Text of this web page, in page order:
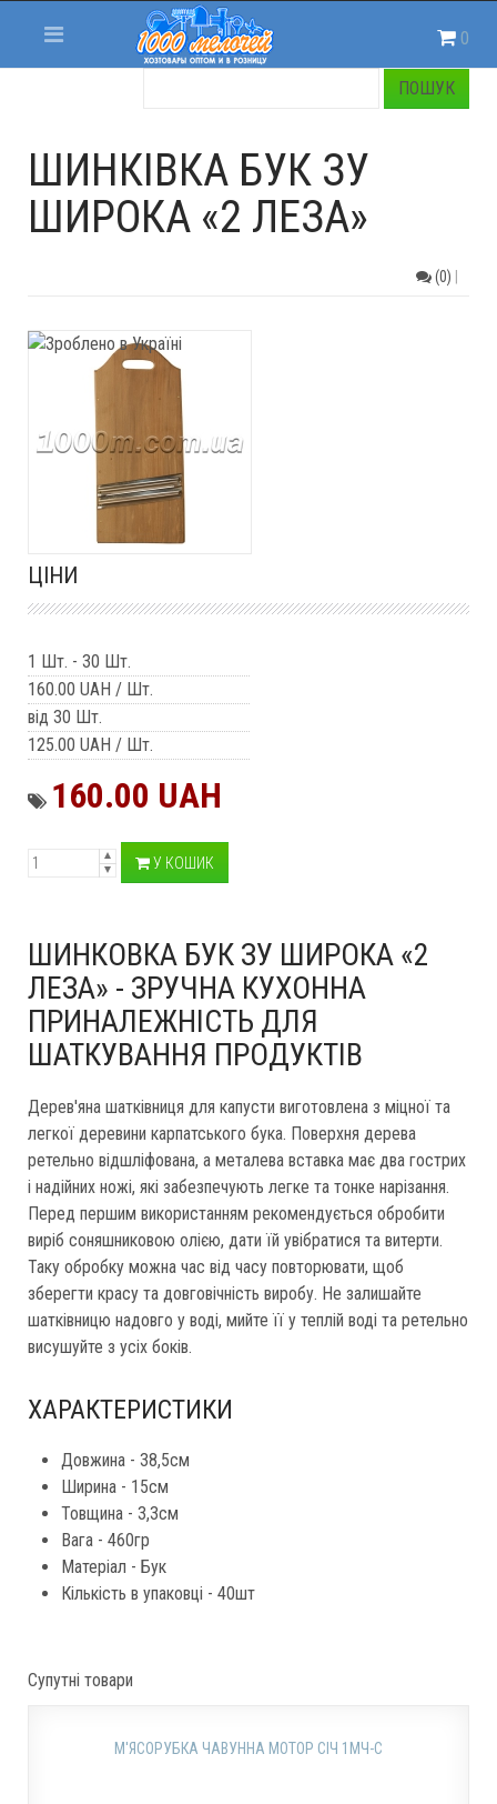
0
ШИНКІВКА БУК ЗУ
ШИРОКА «2 ЛЕЗА»
(0)
ЦІНИ
1 Шт. - 30 Шт.
160.00 UAH / Шт.
від 30 Шт.
125.00 UAH / Шт.
160.00 UAH
У КОШИК
ШИНКОВКА БУК ЗУ ШИРОКА «2
ЛЕЗА» - ЗРУЧНА КУХОННА
ПРИНАЛЕЖНІСТЬ ДЛЯ
ШАТКУВАННЯ ПРОДУКТІВ
Дерев'яна шатківниця для капусти виготовлена з міцної та
легкої деревини карпатського бука. Поверхня дерева
ретельно відшліфована, а металева вставка має два гострих
і надійних ножі, які забезпечують легке та тонке нарізання.
Перед першим використанням рекомендується обробити
виріб соняшниковою олією, дати їй увібратися та витерти.
Таку обробку можна час від часу повторювати, щоб
зберегти красу та довговічність виробу. Не залишайте
шатківницю надовго у воді, мийте її у теплій воді та ретельно
висушуйте з усіх боків.
ХАРАКТЕРИСТИКИ
Довжина - 38,5см
Ширина - 15см
Товщина - 3,3см
Вага - 460гр
Матеріал - Бук
Кількість в упаковці - 40шт
Супутні товари
М'ЯСОРУБКА ЧАВУННА МОТОР СІЧ 1МЧ-С